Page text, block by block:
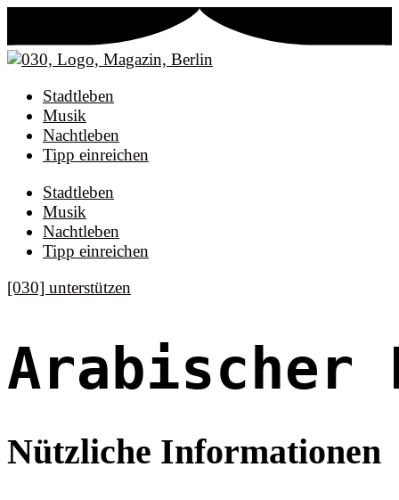
Stadtleben
Musik
Nachtleben
Tipp einreichen
Stadtleben
Musik
Nachtleben
Tipp einreichen
[030] unterstützen
Arabischer
Nützliche Informationen